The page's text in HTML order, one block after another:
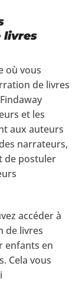
livres
où vous
de livres
et les
aux auteurs
narrateurs,
de postuler
accéder à
de livres
enfants en
Cela vous